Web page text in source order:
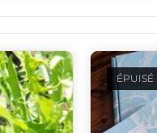
ÉPUISÉ